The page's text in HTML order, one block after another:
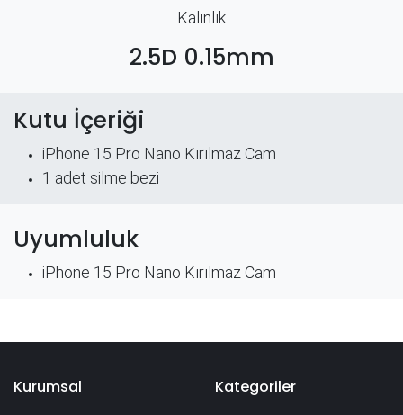
Kalınlık
2.5D 0.15mm
Kutu İçeriği
iPhone 15 Pro Nano Kırılmaz Cam
​1 adet silme bezi
Uyumluluk
iPhone 15 Pro Nano Kırılmaz Cam
Kurumsal Kategoriler